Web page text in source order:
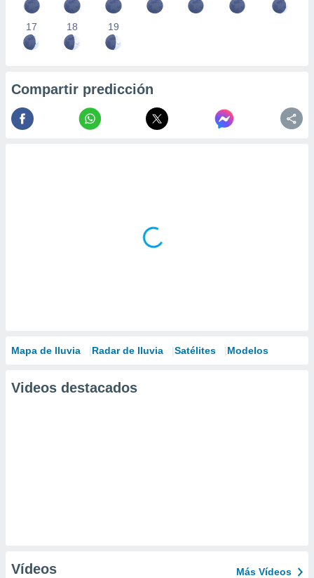
17 18 19
Compartir predicción
Mapa de lluvia Radar de lluvia Satélites Modelos
Videos destacados
Vídeos Más Vídeos